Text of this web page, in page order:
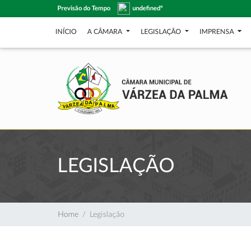
Previsão do Tempo undefinedº
INÍCIO A CÂMARA LEGISLAÇÃO IMPRENSA
LEGISLAÇÃO
Home Legislação